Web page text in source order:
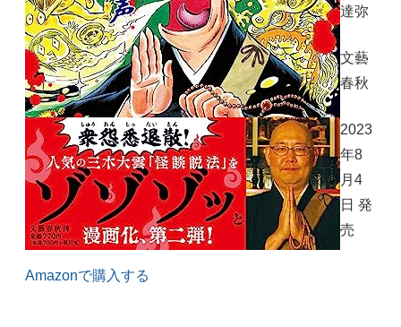
達弥
文藝
春秋
2023
年8
月4
日 発
売
Amazonで購入する